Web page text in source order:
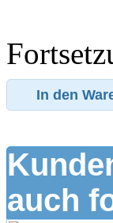
In den
auch